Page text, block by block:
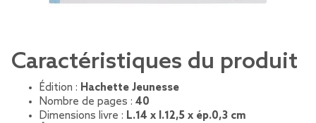
Caractéristiques du produit
Édition : Hachette Jeunesse
Nombre de pages : 40
Dimensions livre : L.14 x l.12,5 x ép.0,3 cm